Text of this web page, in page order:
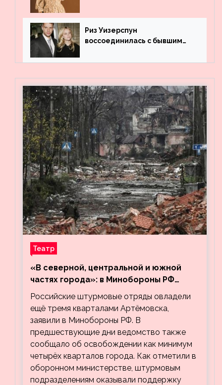
Риз Уизерспун
воссоединилась с бывшим
Театр
«В северной, центральной и южной
частях города»: в Минобороны РФ
заявили об освобождении ещё трёх
кварталов Артёмовска
Российские штурмовые отряды овладели
ещё тремя кварталами Артёмовска,
заявили в Минобороны РФ. В
предшествующие дни ведомство также
сообщало об освобождении как минимум
четырёх кварталов города. Как отметили в
оборонном министерстве, штурмовым
подразделениям оказывали поддержку